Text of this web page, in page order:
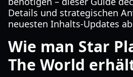
Details und strategischen
neuesten Inhalts-Updates
Wie man Star
The World